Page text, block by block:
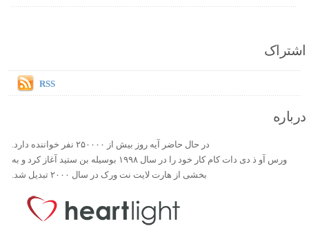
اشتراک
RSS
درباره
در حال حاضر آیه روز بیش از ۲۵۰۰۰۰ نفر خواننده دارد.
ورس آو ذ دی دات کام کار خود را در سال ۱۹۹۸ بوسیله بن ستید آغاز کرد و به
بخشی از هارت لایت نت ورک در سال ۲۰۰۰ تبدیل شد.